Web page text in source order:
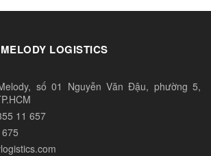
LOGISTICS
số 01 Nguyễn Văn Đậu, phường 5,
11 657